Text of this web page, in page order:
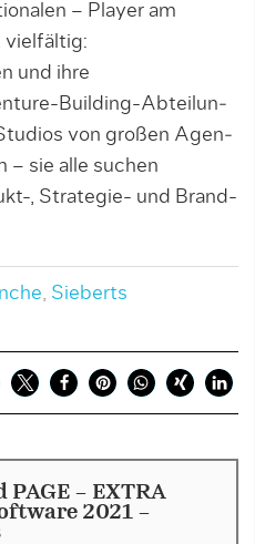
– Player am
vielfältig:
und ihre
Building-Abteilun­
von großen Agen­
– sie alle suchen
, Strategie- und Brand-
, Sieberts
PAGE - EXTRA
2021 -